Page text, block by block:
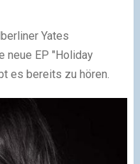
Yates
neue EP "Holiday
es bereits zu hören.